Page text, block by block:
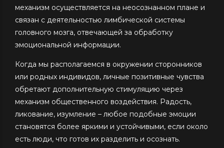
механизм осуществляется на неосознанном плане и
связан с деятельностью лимбической системы
головного мозга, отвечающей за обработку
эмоциональной информации.
Когда мы располагаемся в окружении сторонников
или родных индивидов, личные позитивные чувства
обретают дополнительную стимуляцию через
механизм общественного воздействия. Радость,
ликование, изумление – любое подобные эмоции
становятся более яркими и устойчивыми, если около
есть люди, что готов их разделить и осознать.